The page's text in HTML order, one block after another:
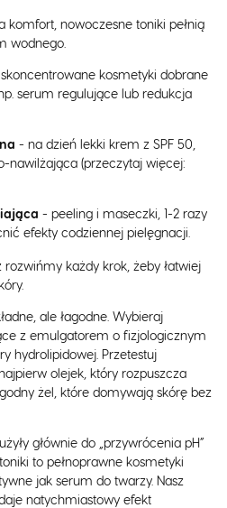
komfort, nowoczesne toniki pełnią
wodnego.
kosmetyki dobrane
serum regulujące lub redukcja
- na dzień lekki krem z SPF 50,
nawilżająca (przeczytaj więcej:
- peeling i maseczki, 1-2 razy
efekty codziennej pielęgnacji.
rozwińmy każdy krok, żeby łatwiej
ale łagodne. Wybieraj
z emulgatorem o fizjologicznym
hydrolipidowej. Przetestuj
olejek, który rozpuszcza
żel, które domywają skórę bez
głównie do „przywrócenia pH”
to pełnoprawne kosmetyki
jak serum do twarzy. Nasz
natychmiastowy efekt